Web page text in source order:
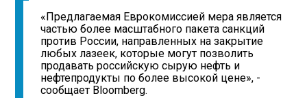
«Предлагаемая Еврокомиссией мера является
частью более масштабного пакета санкций
против России, направленных на закрытие
любых лазеек, которые могут позволить
продавать российскую сырую нефть и
нефтепродукты по более высокой цене», -
сообщает Bloomberg.